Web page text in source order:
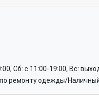
Сб: c 11:00-19:00, Вс:
ремонту одежды/